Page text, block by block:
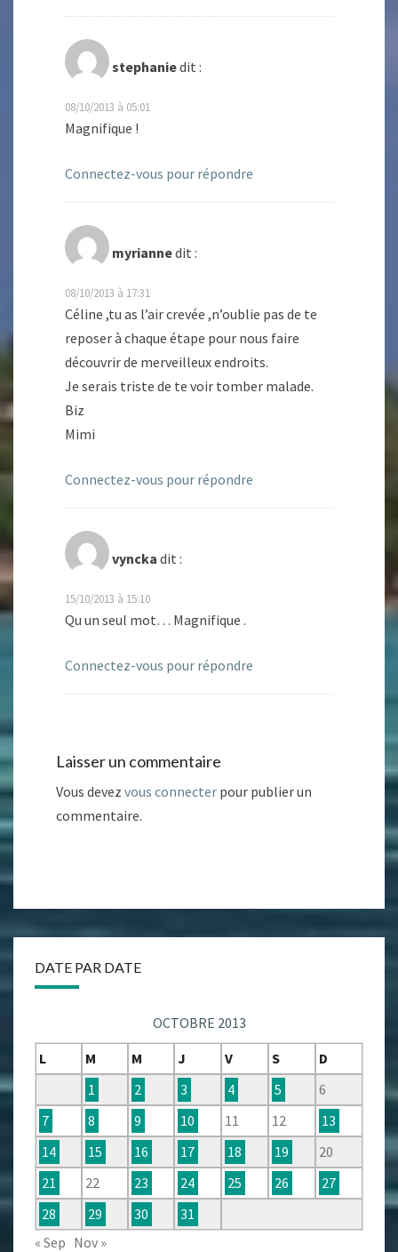
stephaniedit :
08/10/2013 à 05:01
Magnifique !
Connectez-vous pour répondre
myriannedit :
08/10/2013 à 17:31
Céline ,tu as l’air crevée ,n’oublie pas de te
reposer à chaque étape pour nous faire
découvrir de merveilleux endroits.
Je serais triste de te voir tomber malade.
Biz
Mimi
Connectez-vous pour répondre
vyncka dit :
15/10/2013 à 15:10
Qu un seul mot… Magnifique .
Connectez-vous pour répondre
Laisser un commentaire
Vous devez vous connecter pour publier un
commentaire.
DATE PAR DATE
OCTOBRE 2013
L
M M J V S
D
1
2 3 4 5
6
7
8 9 10 11 12
13
14
15 16 17 18 19
20
21
22 23 24 25 26
27
28
29 30
31
« Sep Nov »